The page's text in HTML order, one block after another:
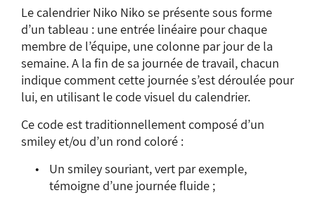
Le calendrier Niko Niko se présente sous forme
d’un tableau : une entrée linéaire pour chaque
membre de l’équipe, une colonne par jour de la
semaine. A la fin de sa journée de travail, chacun
indique comment cette journée s’est déroulée pour
lui, en utilisant le code visuel du calendrier.
Ce code est traditionnellement composé d’un
smiley et/ou d’un rond coloré :
Un smiley souriant, vert par exemple,
témoigne d’une journée fluide ;